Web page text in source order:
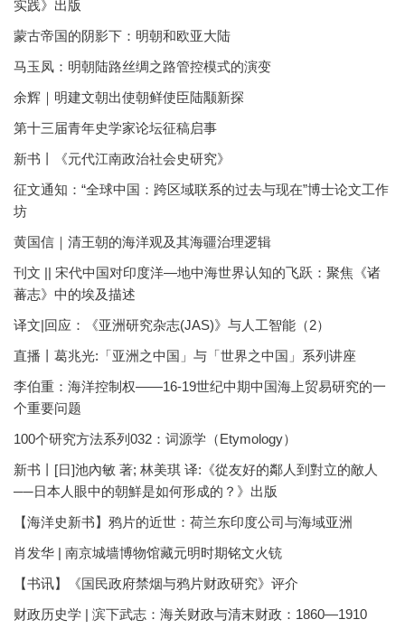
实践》出版
蒙古帝国的阴影下：明朝和欧亚大陆
马玉凤：明朝陆路丝绸之路管控模式的演变
余辉｜明建文朝出使朝鲜使臣陆颙新探
第十三届青年史学家论坛征稿启事
新书丨《元代江南政治社会史研究》
征文通知：“全球中国：跨区域联系的过去与现在”博士论文工作
坊
黄国信｜清王朝的海洋观及其海疆治理逻辑
刊文 || 宋代中国对印度洋—地中海世界认知的飞跃：聚焦《诸
蕃志》中的埃及描述
译文|回应：《亚洲研究杂志(JAS)》与人工智能（2）
直播丨葛兆光:「亚洲之中国」与「世界之中国」系列讲座
李伯重：海洋控制权——16-19世纪中期中国海上贸易研究的一
个重要问题
100个研究方法系列032：词源学（Etymology）
新书丨[日]池內敏 著; 林美琪 译:《從友好的鄰人到對立的敵人
──日本人眼中的朝鮮是如何形成的？》出版
【海洋史新书】鸦片的近世：荷兰东印度公司与海域亚洲
肖发华 | 南京城墙博物馆藏元明时期铭文火铳
【书讯】《国民政府禁烟与鸦片财政研究》评介
财政历史学 | 滨下武志：海关财政与清末财政：1860—1910